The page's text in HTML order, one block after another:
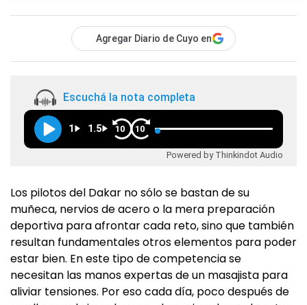
Agregar Diario de Cuyo en
Escuchá la nota completa
1 1.5 10 10
Powered by Thinkindot Audio
Los pilotos del Dakar no sólo se bastan de su
muñeca, nervios de acero o la mera preparación
deportiva para afrontar cada reto, sino que también
resultan fundamentales otros elementos para poder
estar bien. En este tipo de competencia se
necesitan las manos expertas de un masajista para
aliviar tensiones. Por eso cada día, poco después de